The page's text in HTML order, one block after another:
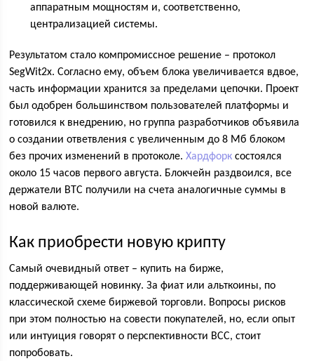
аппаратным мощностям и, соответственно,
централизацией системы.
Результатом стало компромиссное решение – протокол
SegWit2x. Согласно ему, объем блока увеличивается вдвое,
часть информации хранится за пределами цепочки. Проект
был одобрен большинством пользователей платформы и
готовился к внедрению, но группа разработчиков объявила
о создании ответвления с увеличенным до 8 Мб блоком
без прочих изменений в протоколе.Хардфорк состоялся
около 15 часов первого августа. Блокчейн раздвоился, все
держатели BTC получили на счета аналогичные суммы в
новой валюте.
Как приобрести новую крипту
Самый очевидный ответ – купить на бирже,
поддерживающей новинку. За фиат или альткоины, по
классической схеме биржевой торговли. Вопросы рисков
при этом полностью на совести покупателей, но, если опыт
или интуиция говорят о перспективности ВСС, стоит
попробовать.